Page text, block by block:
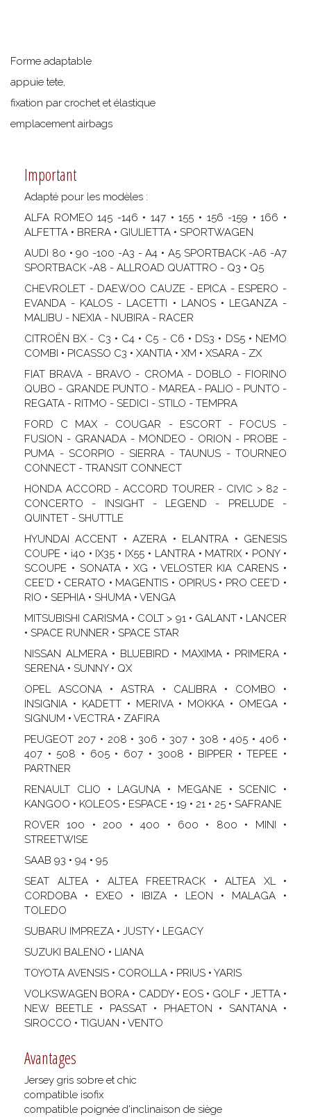
Forme adaptable
appuie tete,
fixation par crochet et élastique
emplacement airbags
Important
Adapté pour les modèles :
ALFA ROMEO 145 -146 • 147 • 155 • 156 -159 • 166 •
ALFETTA • BRERA • GIULIETTA • SPORTWAGEN
AUDI 80 • 90 -100 -A3 - A4 • A5 SPORTBACK -A6 -A7
SPORTBACK -A8 - ALLROAD QUATTRO - Q3 • Q5
CHEVROLET - DAEWOO CAUZE - EPICA - ESPERO -
EVANDA - KALOS - LACETTI • LANOS • LEGANZA -
MALIBU - NEXIA - NUBIRA - RACER
CITROËN BX - C3 • C4 • C5 - C6 • DS3 • DS5 • NEMO
COMBI • PICASSO C3 • XANTIA • XM • XSARA - ZX
FIAT BRAVA - BRAVO - CROMA - DOBLO - FIORINO
QUBO - GRANDE PUNTO - MAREA - PALIO - PUNTO -
REGATA - RITMO - SEDICI - STILO - TEMPRA
FORD C MAX - COUGAR - ESCORT - FOCUS -
FUSION - GRANADA - MONDEO - ORION - PROBE -
PUMA - SCORPIO - SIERRA - TAUNUS - TOURNEO
CONNECT - TRANSIT CONNECT
HONDA ACCORD - ACCORD TOURER - CIVIC > 82 -
CONCERTO - INSIGHT - LEGEND - PRELUDE -
QUINTET - SHUTTLE
HYUNDAI ACCENT • AZERA • ELANTRA • GENESIS
COUPE • i40 • IX35 • IX55 • LANTRA • MATRIX • PONY •
SCOUPE • SONATA • XG • VELOSTER KIA CARENS •
CEE'D • CERATO • MAGENTIS • OPIRUS • PRO CEE'D •
RIO • SEPHIA • SHUMA • VENGA
MITSUBISHI CARISMA • COLT > 91 • GALANT • LANCER
• SPACE RUNNER • SPACE STAR
NISSAN ALMERA • BLUEBIRD • MAXIMA • PRIMERA •
SERENA • SUNNY • QX
OPEL ASCONA • ASTRA • CALIBRA • COMBO •
INSIGNIA • KADETT • MERIVA • MOKKA • OMEGA •
SIGNUM • VECTRA • ZAFIRA
PEUGEOT 207 • 208 • 306 • 307 • 308 • 405 • 406 •
407 • 508 • 605 • 607 • 3008 • BIPPER • TEPEE •
PARTNER
RENAULT CLIO • LAGUNA • MEGANE • SCENIC •
KANGOO • KOLEOS • ESPACE • 19 • 21 • 25 • SAFRANE
ROVER 100 • 200 • 400 • 600 • 800 • MINI •
STREETWISE
SAAB 93 • 94 • 95
SEAT ALTEA • ALTEA FREETRACK • ALTEA XL •
CORDOBA • EXEO • IBIZA • LEON • MALAGA •
TOLEDO
SUBARU IMPREZA • JUSTY • LEGACY
SUZUKI BALENO • LIANA
TOYOTA AVENSIS • COROLLA • PRIUS • YARIS
VOLKSWAGEN BORA • CADDY • EOS • GOLF • JETTA •
NEW BEETLE • PASSAT • PHAETON • SANTANA •
SIROCCO • TIGUAN • VENTO
Avantages
Jersey gris sobre et chic
compatible isofix
compatible poignée d'inclinaison de siège